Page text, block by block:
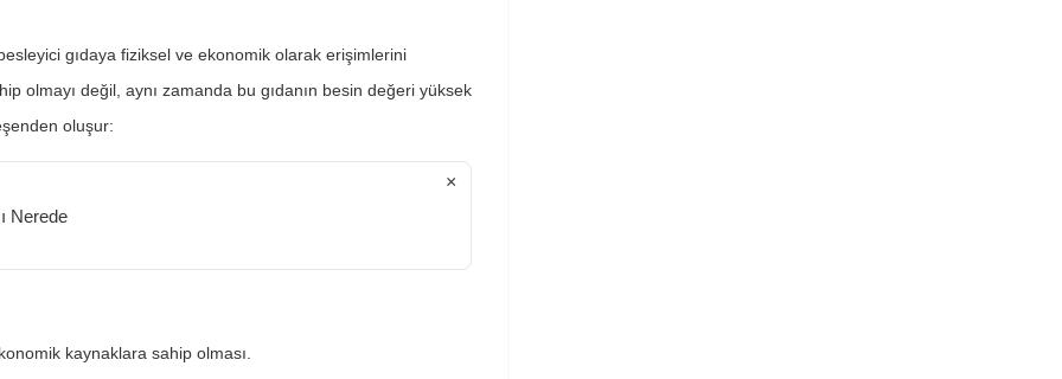
gıdaya fiziksel ve ekonomik olarak erişimlerini
olmayı değil, aynı zamanda bu gıdanın besin değeri yüksek
oluşur:
Nerede
×
kaynaklara sahip olması.